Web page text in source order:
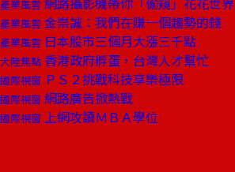
產業風雲
產業風雲 金崇誠：我們在賺一個趨勢的錢
產業風雲 日本股市三個月大漲三千點
大陸焦點 香港政府孵蛋，台灣人才幫忙
國際視窗 ＰＳ２挑戰科技享樂極限
國際視窗 網路廣告掀熱戰
國際視窗 上網攻讀ＭＢＡ學位